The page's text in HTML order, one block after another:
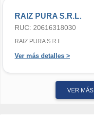
RAIZ PURA S.R.L.
RUC: 20616318030
RAIZ PURA S.R.L.
Ver más detalles >
VER MÁS